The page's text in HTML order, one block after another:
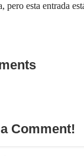
pero esta entrada
Comment!